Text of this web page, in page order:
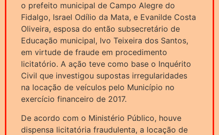
o prefeito municipal de Campo Alegre do
Fidalgo, Israel Odílio da Mata, e Evanilde Costa
Oliveira, esposa do então subsecretário de
Educação municipal, Ivo Teixeira dos Santos,
em virtude de fraude em procedimento
licitatório. A ação teve como base o Inquérito
Civil que investigou supostas irregularidades
na locação de veículos pelo Município no
exercício financeiro de 2017.
De acordo com o Ministério Público, houve
dispensa licitatória fraudulenta, a locação de